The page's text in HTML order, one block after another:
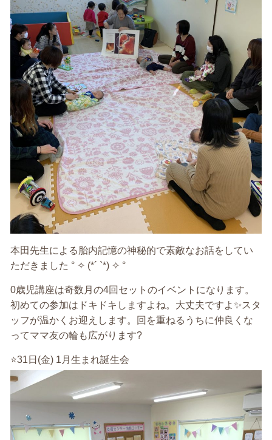
本田先生による胎内記憶の神秘的で素敵なお話をしてい
ただきました ° ✧ (*´ `*) ✧ °
0歳児講座は奇数月の4回セットのイベントになります。
初めての参加はドキドキしますよね。大丈夫ですよ✨スタ
ッフが温かくお迎えします。回を重ねるうちに仲良くな
ってママ友の輪も広がります?
⭐️31日(金) 1月生まれ誕生会